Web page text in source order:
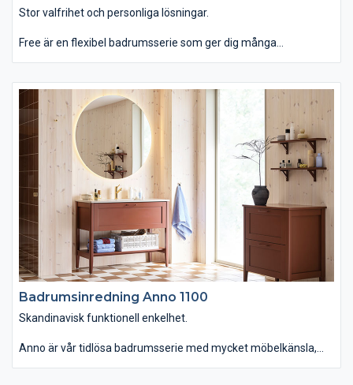
Stor valfrihet och personliga lösningar.
Free är en flexibel badrumsserie som ger dig många
kan få ett både modernt och traditionellt utseende, beroende
på ditt val av till exempel lucka, kulör och handtag. Det minsta
tvättstället är smalare och grundare än vad som är vanligt och
perfekt för små badrum. Free passar dig som vill ha ett badrum
som erbjuder stor valfrihet och personliga lösningar.
Badrumsinredning Anno 1100
Skandinavisk funktionell enkelhet.
Anno är vår tidlösa badrumsserie med mycket möbelkänsla,